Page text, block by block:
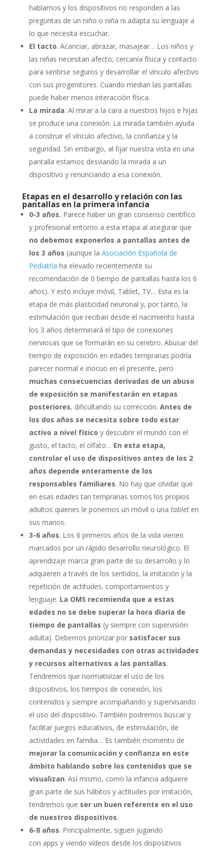
hablamos y los dispositivos no responden a las
preguntas de un niño o niña ni adapta su lenguaje a
lo que necesita escuchar.
El tacto. Acariciar, abrazar, masajear… Los niños y
las niñas necesitan afecto, cercanía física y contacto
para sentirse seguros y desarrollar el vínculo afectivo
con sus progenitores. Cuando median las pantallas
puede haber menos interacción física.
La mirada. Al mirar a la cara a nuestros hijos e hijas
se produce una conexión. La mirada también ayuda
a construir el vínculo afectivo, la confianza y la
seguridad. Sin embargo, al fijar nuestra vista en una
pantalla estamos desviando la mirada a un
dispositivo y renunciando a esa conexión.
Etapas en el desarrollo y relación con las
pantallas en la primera infancia
0-3 años. Parece haber un gran consenso científico
y profesional entorno a esta etapa al asegurar que
no debemos exponerlos a pantallas antes de
los 3 años (aunque la Asociación Española de
Pediatría ha elevado recientemente su
recomendación de 0 tiempo de pantallas hasta los 6
años). Y esto incluye móvil, Tablet, TV… Esta es la
etapa de más plasticidad neuronal y, por tanto, la
estimulación que reciban desde el nacimiento hasta
los 3 años determinará el tipo de conexiones
nerviosas que se formarán en su cerebro. Abusar del
tiempo de exposición en edades tempranas podría
parecer normal e inocuo en el presente, pero
muchas consecuencias derivadas de un abuso
de exposición se manifestarán en etapas
posteriores, dificultando su corrección. Antes de
los dos años se necesita sobre todo estar
activo a nivel físico y descubrir el mundo con el
gusto, el tacto, el olfato… En esta etapa,
controlar el uso de dispositivos antes de los 2
años depende enteramente de los
responsables familiares. No hay que olvidar que
en esas edades tan tempranas somos los propios
adultos quienes le ponemos un móvil o una tableten
sus manos.
3-6 años. Los 6 primeros años de la vida vienen
marcados por un rápido desarrollo neurológico. El
aprendizaje marca gran parte de su desarrollo y lo
adquieren a través de los sentidos, la imitación y la
repetición de actitudes, comportamientos y
lenguaje. La OMS recomienda que a estas
edades no se debe superar la hora diaria de
tiempo de pantallas (y siempre con supervisión
adulta). Debemos priorizar por satisfacer sus
demandas y necesidades con otras actividades
y recursos alternativos a las pantallas.
Tendremos que normativizar el uso de los
dispositivos, los tiempos de conexión, los
contenidos y siempre acompañando y supervisando
el uso del dispositivo. También podremos buscar y
facilitar juegos educativos, de estimulación, de
actividades en familia… Es también momento de
mejorar la comunicación y confianza en este
ámbito hablando sobre los contenidos que se
visualizan. Así mismo, como la infancia adquiere
gran parte de sus hábitos y actitudes por imitación,
tendremos que ser un buen referente en el uso
de nuestros dispositivos.
6-8 años. Principalmente, siguen jugando
con apps y viendo vídeos desde los dispositivos